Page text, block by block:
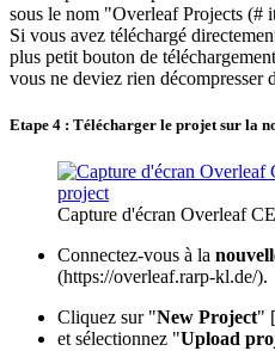
sous le nom "Overleaf Projects (#
Si vous avez téléchargé
plus petit bouton de
vous ne deviez rien décompresser
Etape 4 : Télécharger le projet sur la
Capture d'écran Overleaf
Connectez-vous à la
(https://overleaf.rarp-kl.de/).
Cliquez sur "New Project"
et sélectionnez "Upload